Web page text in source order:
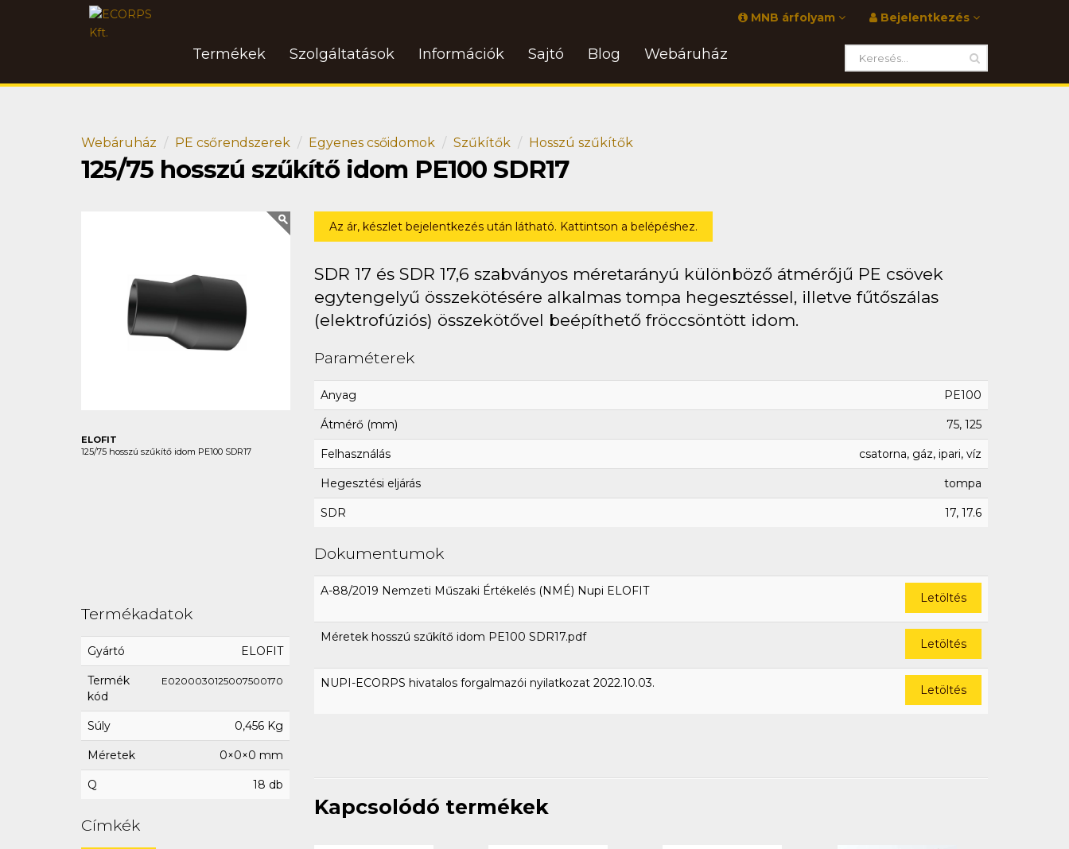
Bejelentkezés
MNB árfolyam
Termékek Szolgáltatások Információk Sajtó Blog Webáruház
Webáruház PE csőrendszerek Egyenes csőidomok Szűkítők Hosszú szűkítők
125/75 hosszú szűkítő idom PE100 SDR17
ELOFIT
125/75 hosszú szűkítő idom PE100 SDR17
Az ár, készlet bejelentkezés után látható. Kattintson a belépéshez.
SDR 17 és SDR 17,6 szabványos méretarányú különböző átmérőjű PE csövek
egytengelyű összekötésére alkalmas tompa hegesztéssel, illetve fűtőszálas
(elektrofúziós) összekötővel beépíthető fröccsöntött idom.
Paraméterek
Anyag PE100
Átmérő (mm) 75, 125
Felhasználás csatorna, gáz, ipari, víz
Hegesztési eljárás tompa
SDR 17, 17.6
Dokumentumok
A-88/2019 Nemzeti Műszaki Értékelés (NMÉ) Nupi ELOFIT Letöltés
Méretek hosszú szűkítő idom PE100 SDR17.pdf Letöltés
NUPI-ECORPS hivatalos forgalmazói nyilatkozat 2022.10.03. Letöltés
Termékadatok
Gyártó ELOFIT
Termék
kód
E0200030125007500170
Súly 0,456 Kg
Méretek 0×0×0 mm
Q 18 db
Címkék
Kapcsolódó termékek